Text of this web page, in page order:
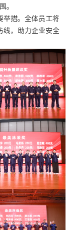
。
举措。全体员工将
线，助力企业安全